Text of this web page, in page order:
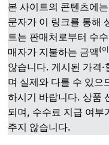
본 사이트의 콘텐츠에
문자가 이 링크를 통해
트는 판매처로부터 수
매자가 지불하는 금액 (
않습니다. 게시된 가격
며 실제와 다를 수 있으
하시기 바랍니다. 상품
되며, 수수료 지급 여부
주지 않습니다.